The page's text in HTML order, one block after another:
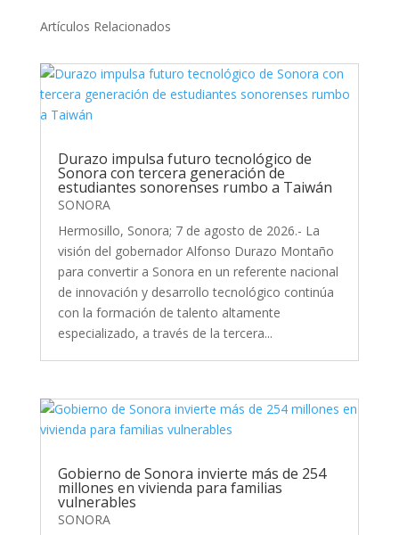
Artículos Relacionados
Durazo impulsa futuro tecnológico de
Sonora con tercera generación de
estudiantes sonorenses rumbo a Taiwán
SONORA
Hermosillo, Sonora; 7 de agosto de 2026.- La
visión del gobernador Alfonso Durazo Montaño
para convertir a Sonora en un referente nacional
de innovación y desarrollo tecnológico continúa
con la formación de talento altamente
especializado, a través de la tercera...
Gobierno de Sonora invierte más de 254
millones en vivienda para familias
vulnerables
SONORA